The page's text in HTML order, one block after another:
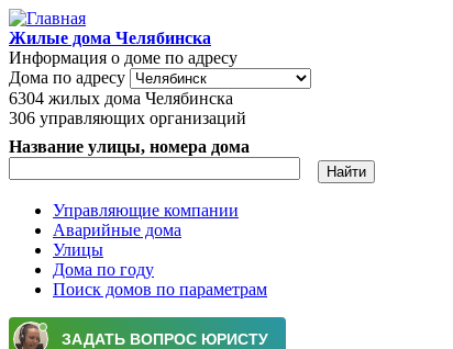
Перейти к основному содержанию
Жилые дома Челябинска
Информация о доме по адресу
Дома по адресу
6304 жилых дома Челябинска
306 управляющих организаций
Название улицы, номера дома
Главное меню
Управляющие компании
Аварийные дома
Улицы
Дома по году
Поиск домов по параметрам